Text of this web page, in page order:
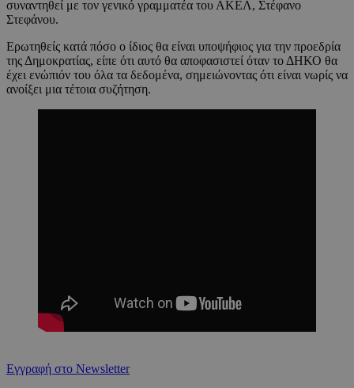
συναντηθεί με τον γενικό γραμματέα του ΑΚΕΛ, Στέφανο
Στεφάνου.
Ερωτηθείς κατά πόσο ο ίδιος θα είναι υποψήφιος για την προεδρία
της Δημοκρατίας, είπε ότι αυτό θα αποφασιστεί όταν το ΔΗΚΟ θα
έχει ενώπιόν του όλα τα δεδομένα, σημειώνοντας ότι είναι νωρίς να
ανοίξει μια τέτοια συζήτηση.
Εγγραφή στο Newsletter